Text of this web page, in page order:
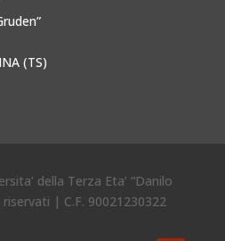
(TS)
della Terza Eta’ “Danilo
| C.F. 90021230322